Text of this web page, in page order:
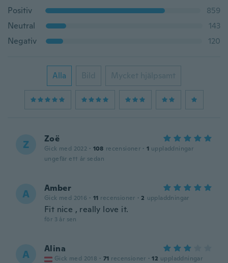
Positiv
859
Neutral
143
Negativ
120
Alla Bild Mycket hjälpsamt
Z Zoë
Gick med 2022 · 108 recensioner · 1 uppladdningar
ungefär ett år sedan
A Amber
Gick med 2016 · 11 recensioner · 2 uppladdningar
Fit nice , really love it.
för 3 år sen
A Alina
Gick med 2018 · 71 recensioner · 12 uppladdningar